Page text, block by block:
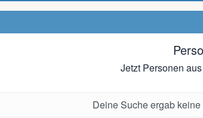
Jetzt Personen
Deine Suche ergab